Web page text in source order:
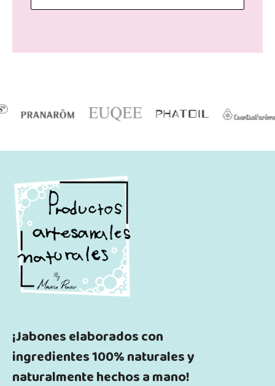
¡Jabones elaborados con
ingredientes 100% naturales y
naturalmente hechos a mano!